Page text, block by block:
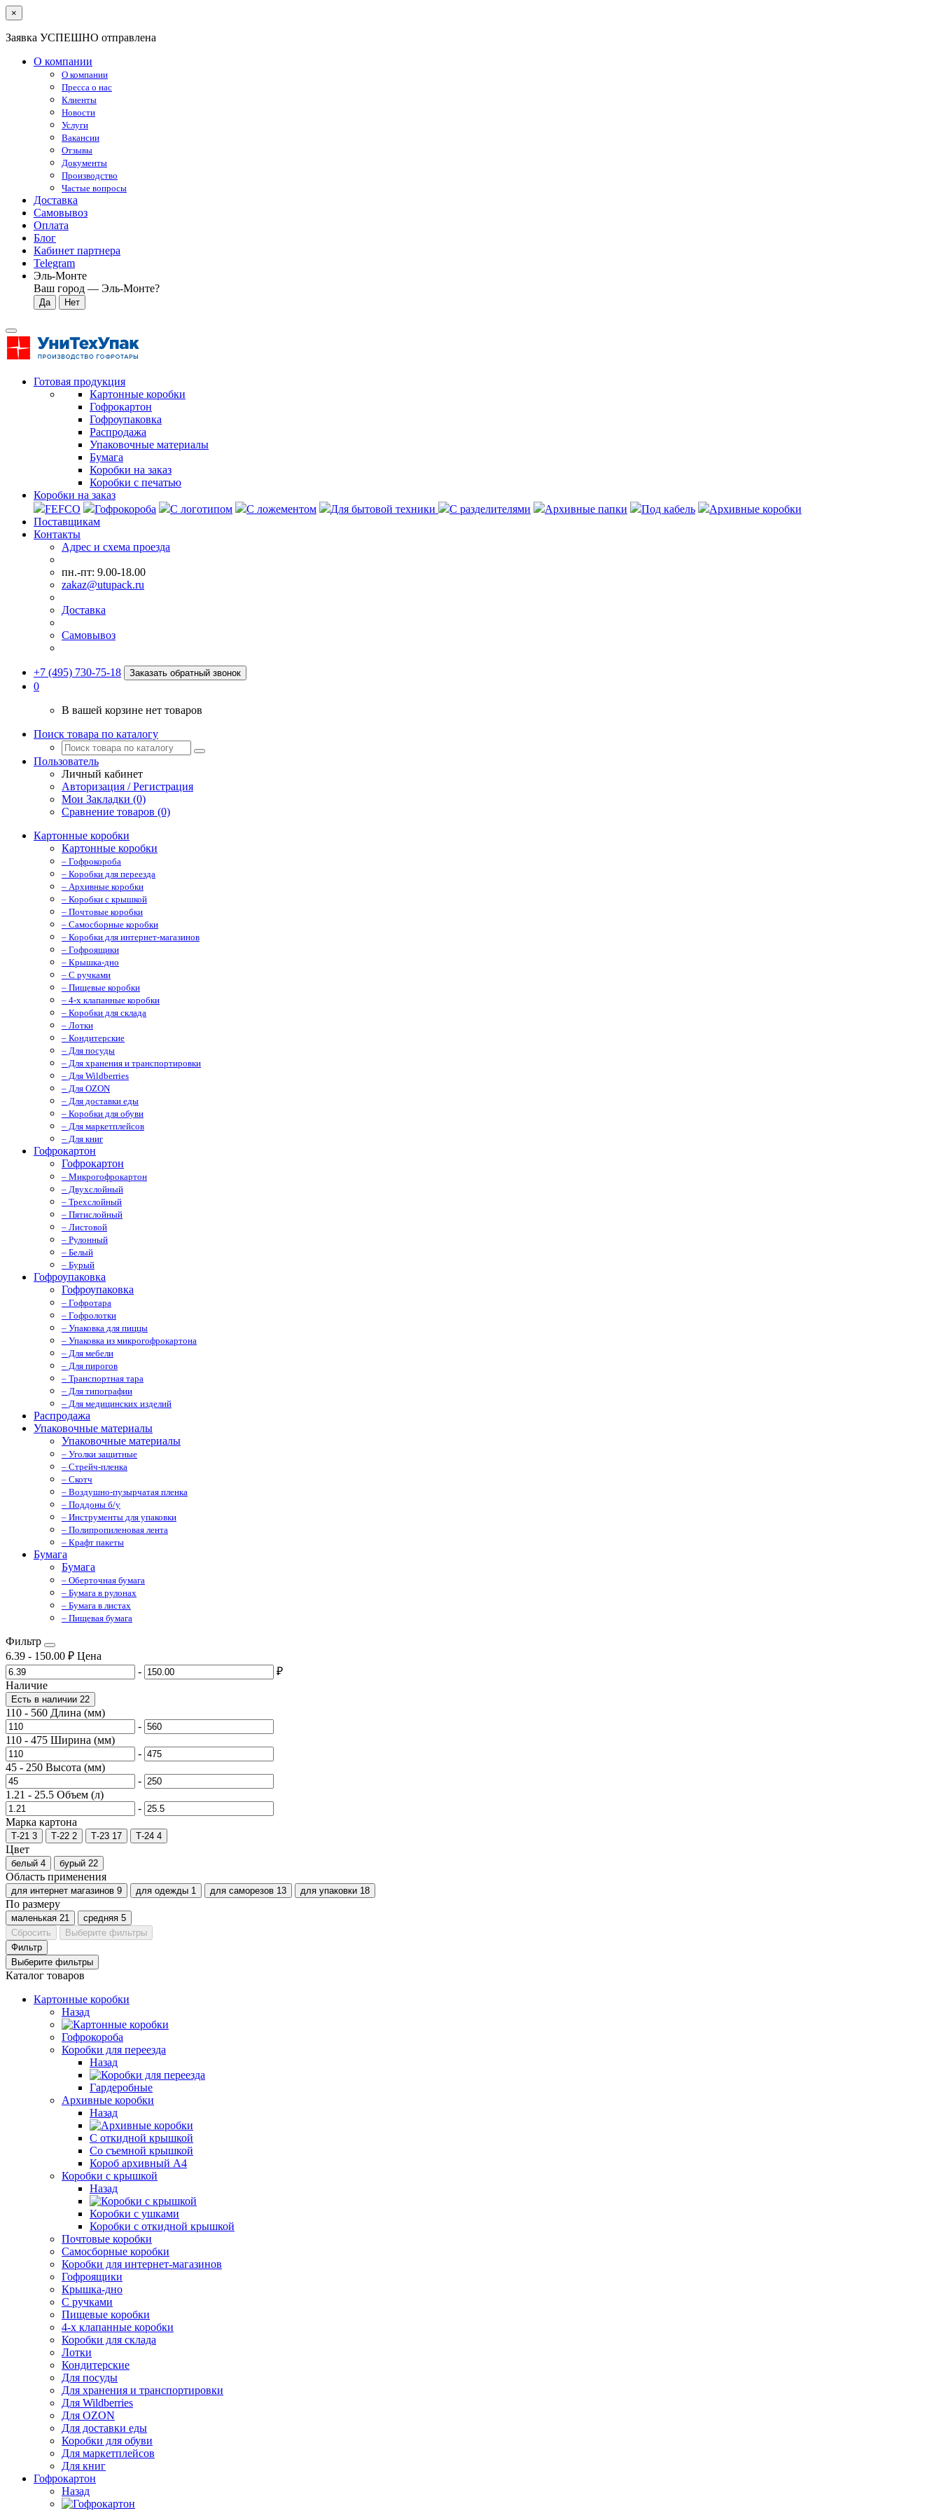
×
Заявка УСПЕШНО отправлена
О компании
О компании
Пресса о нас
Клиенты
Новости
Услуги
Вакансии
Отзывы
Документы
Производство
Частые вопросы
Доставка
Самовывоз
Оплата
Блог
Кабинет партнера
Telegram
Эль-Монте
Ваш город — Эль-Монте?
Готовая продукция
Картонные коробки
Гофрокартон
Гофроупаковка
Распродажа
Упаковочные материалы
Бумага
Коробки на заказ
Коробки с печатью
Коробки на заказ
FEFCO
Гофрокороба С логотипом С ложементом Для бытовой техники С разделителями Архивные папки Под кабель
Архивные коробки
Поставщикам
Контакты
Адрес и схема проезда
пн.-пт: 9.00-18.00
zakaz@utupack.ru
Доставка
Самовывоз
+7 (495) 730-75-18 Заказать обратный звонок
0
В вашей корзине нет товаров
Поиск товара по каталогу
Пользователь
Личный кабинет
Авторизация / Регистрация
Мои Закладки (0)
Сравнение товаров (0)
Картонные коробки
Картонные коробки
– Гофрокороба
– Коробки для переезда
– Архивные коробки
– Коробки с крышкой
– Почтовые коробки
– Самосборные коробки
– Коробки для интернет-магазинов
– Гофроящики
– Крышка-дно
– С ручками
– Пищевые коробки
– 4-х клапанные коробки
– Коробки для склада
– Лотки
– Кондитерские
– Для посуды
– Для хранения и транспортировки
– Для Wildberries
– Для OZON
– Для доставки еды
– Коробки для обуви
– Для маркетплейсов
– Для книг
Гофрокартон
Гофрокартон
– Микрогофрокартон
– Двухслойный
– Трехслойный
– Пятислойный
– Листовой
– Рулонный
– Белый
– Бурый
Гофроупаковка
Гофроупаковка
– Гофротара
– Гофролотки
– Упаковка для пиццы
– Упаковка из микрогофрокартона
– Для мебели
– Для пирогов
– Транспортная тара
– Для типографии
– Для медицинских изделий
Распродажа
Упаковочные материалы
Упаковочные материалы
– Уголки защитные
– Стрейч-пленка
– Скотч
– Воздушно-пузырчатая пленка
– Поддоны б/у
– Инструменты для упаковки
– Полипропиленовая лента
– Крафт пакеты
Бумага
Бумага
– Оберточная бумага
– Бумага в рулонах
– Бумага в листах
– Пищевая бумага
Фильтр
6.39 - 150.00 ₽ Цена
-
₽
Наличие
Есть в наличии 22
110 - 560 Длина (мм)
-
110 - 475 Ширина (мм)
-
45 - 250 Высота (мм)
-
1.21 - 25.5 Объем (л)
-
Марка картона
Т-21 3 Т-22 2 Т-23 17 Т-24 4
Цвет
белый 4 бурый 22
Область применения
для интернет магазинов 9 для одежды 1 для саморезов 13 для упаковки 18
По размеру
маленькая 21 средняя 5
Сбросить
Выберите фильтры
Фильтр
Выберите фильтры
Каталог товаров
Картонные коробки
Назад
Гофрокороба
Коробки для переезда
Назад
Гардеробные
Архивные коробки
Назад
С откидной крышкой
Со съемной крышкой
Короб архивный А4
Коробки с крышкой
Назад
Коробки с ушками
Коробки с откидной крышкой
Почтовые коробки
Самосборные коробки
Коробки для интернет-магазинов
Гофроящики
Крышка-дно
С ручками
Пищевые коробки
4-х клапанные коробки
Коробки для склада
Лотки
Кондитерские
Для посуды
Для хранения и транспортировки
Для Wildberries
Для OZON
Для доставки еды
Коробки для обуви
Для маркетплейсов
Для книг
Гофрокартон
Назад